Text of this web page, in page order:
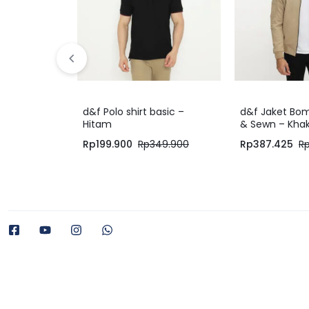
d&f Polo shirt basic –
Hitam
Rp199.900 Rp349.900
d&f Jaket
& Sewn –
Rp387.425